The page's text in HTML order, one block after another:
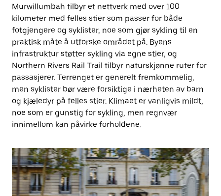
Murwillumbah tilbyr et nettverk med over 100
kilometer med felles stier som passer for både
fotgjengere og syklister, noe som gjør sykling til en
praktisk måte å utforske området på. Byens
infrastruktur støtter sykling via egne stier, og
Northern Rivers Rail Trail tilbyr naturskjønne ruter for
passasjerer. Terrenget er generelt fremkommelig,
men syklister bør være forsiktige i nærheten av barn
og kjæledyr på felles stier. Klimaet er vanligvis mildt,
noe som er gunstig for sykling, men regnvær
innimellom kan påvirke forholdene.